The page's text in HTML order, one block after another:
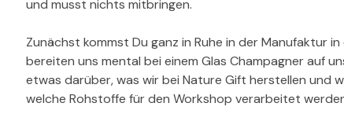
und musst nichts mitbringen.
Zunächst kommst Du ganz in Ruhe in der Manufaktur
bereiten uns mental bei einem Glas Champagner auf
etwas darüber, was wir bei Nature Gift herstellen und
welche Rohstoffe für den Workshop verarbeitet